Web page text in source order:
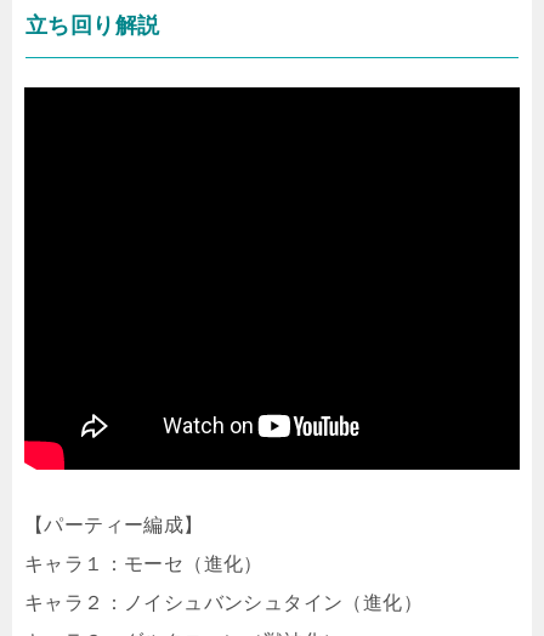
立ち回り解説
【パーティー編成】
キャラ１：モーセ（進化）
キャラ２：ノイシュバンシュタイン（進化）